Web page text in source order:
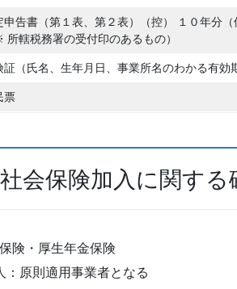
申告書（第１表、第２表）（控） １０年分（
所轄税務署の受付印のあるもの）
証（氏名、生年月日、事業所名のわかる有効
票
会保険加入に関する
険・厚生年金保険
原則適用事業者となる